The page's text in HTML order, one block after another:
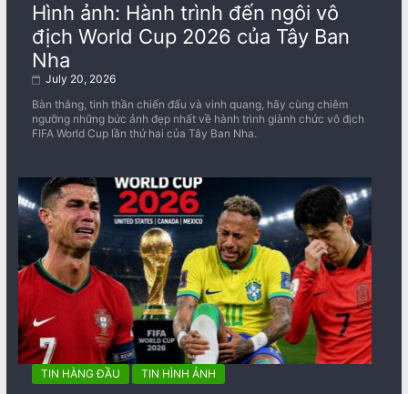
Hình ảnh: Hành trình đến ngôi vô
địch World Cup 2026 của Tây Ban
Nha
July 20, 2026
Bàn thắng, tinh thần chiến đấu và vinh quang, hãy cùng chiêm
ngưỡng những bức ảnh đẹp nhất về ​​hành trình giành chức vô địch
FIFA World Cup lần thứ hai của Tây Ban Nha.
TIN HÀNG ĐẦU TIN HÌNH ẢNH